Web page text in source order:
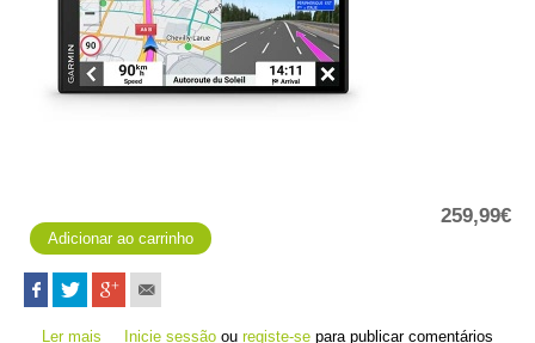
259,99€
Ler mais acerca de DriveSmart 76 MT-S - Trânsito Smartphone
Inicie sessão ouregiste-se para publicar comentários